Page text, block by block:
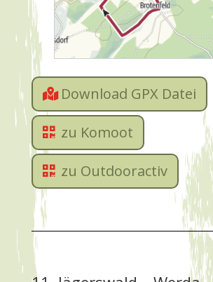
Download GPX Datei
zu Komoot
zu Outdooractiv